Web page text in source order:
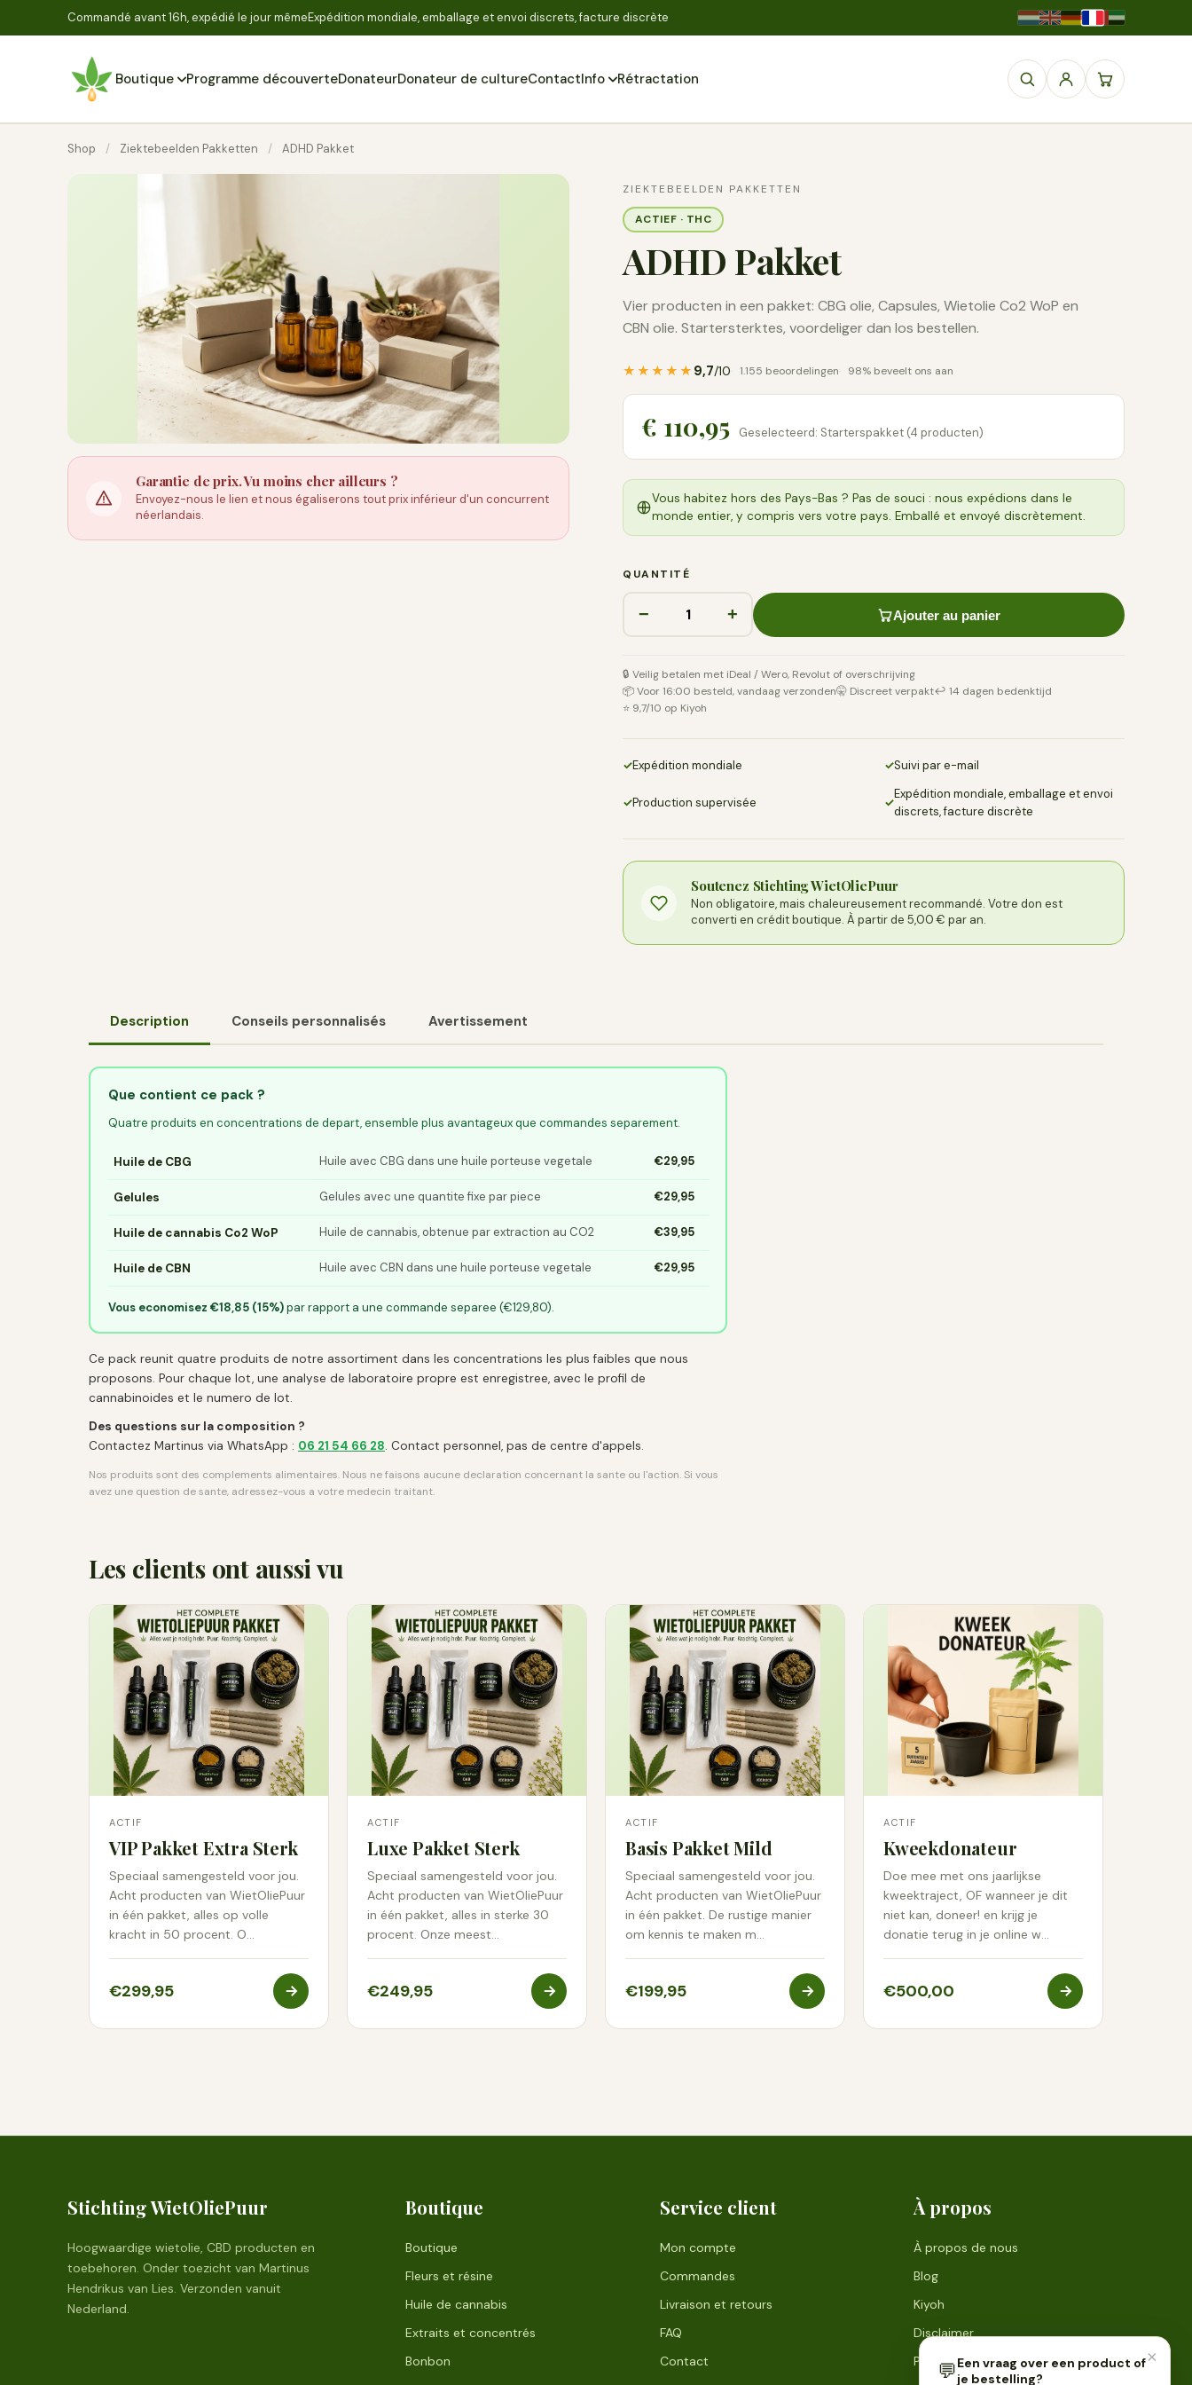
Commandé avant 16h, expédié le jour mêmeExpédition mondiale, emballage et envoi discrets, facture discrète
Boutique Programme découverteDonateurDonateur de cultureContactInfo Rétractation
Shop / Ziektebeelden Pakketten / ADHD Pakket
Garantie de prix. Vu moins cher ailleurs ?
Envoyez-nous le lien et nous égaliserons tout prix inférieur d'un concurrent
néerlandais.
ZIEKTEBEELDEN PAKKETTEN
ACTIEF · THC
ADHD Pakket
Vier producten in een pakket: CBG olie, Capsules, Wietolie Co2 WoP en
CBN olie. Startersterktes, voordeliger dan los bestellen.
★★★★★ 9,7/10 1.155 beoordelingen 98% beveelt ons aan
€ 110,95 Geselecteerd: Starterspakket (4 producten)
Vous habitez hors des Pays-Bas ? Pas de souci : nous expédions dans le
monde entier, y compris vers votre pays. Emballé et envoyé discrètement.
QUANTITÉ
− + Ajouter au panier
🔒 Veilig betalen met iDeal / Wero, Revolut of overschrijving
📦 Voor 16:00 besteld, vandaag verzonden🤫 Discreet verpakt↩️ 14 dagen bedenktijd
⭐ 9,7/10 op Kiyoh
✓Expédition mondiale ✓Suivi par e-mail
✓Production supervisée ✓
Expédition mondiale, emballage et envoi
discrets, facture discrète
Soutenez Stichting WietOliePuur
Non obligatoire, mais chaleureusement recommandé. Votre don est
converti en crédit boutique. À partir de 5,00 € par an.
Description Conseils personnalisés Avertissement
Que contient ce pack ?
Quatre produits en concentrations de depart, ensemble plus avantageux que commandes separement.
Huile de CBG Huile avec CBG dans une huile porteuse vegetale €29,95
Gelules Gelules avec une quantite fixe par piece €29,95
Huile de cannabis Co2 WoP Huile de cannabis, obtenue par extraction au CO2 €39,95
Huile de CBN Huile avec CBN dans une huile porteuse vegetale €29,95
Vous economisez €18,85 (15%)par rapport a une commande separee (€129,80).
Ce pack reunit quatre produits de notre assortiment dans les concentrations les plus faibles que nous
proposons. Pour chaque lot, une analyse de laboratoire propre est enregistree, avec le profil de
cannabinoides et le numero de lot.
Des questions sur la composition ?
Contactez Martinus via WhatsApp : 06 21 54 66 28. Contact personnel, pas de centre d'appels.
Nos produits sont des complements alimentaires. Nous ne faisons aucune declaration concernant la sante ou l'action. Si vous
avez une question de sante, adressez-vous a votre medecin traitant.
Les clients ont aussi vu
ACTIF
VIP Pakket Extra Sterk
Speciaal samengesteld voor jou.
Acht producten van WietOliePuur
in één pakket, alles op volle
kracht in 50 procent. O…
€299,95
ACTIF
Luxe Pakket Sterk
Speciaal samengesteld voor jou.
Acht producten van WietOliePuur
in één pakket, alles in sterke 30
procent. Onze meest…
€249,95
ACTIF
Basis Pakket Mild
Speciaal samengesteld voor jou.
Acht producten van WietOliePuur
in één pakket. De rustige manier
om kennis te maken m…
€199,95
ACTIF
Kweekdonateur
Doe mee met ons jaarlijkse
kweektraject, OF wanneer je dit
niet kan, doneer! en krijg je
donatie terug in je online w…
€500,00
Stichting WietOliePuur
Hoogwaardige wietolie, CBD producten en
toebehoren. Onder toezicht van Martinus
Hendrikus van Lies. Verzonden vanuit
Nederland.
Boutique
Boutique
Fleurs et résine
Huile de cannabis
Extraits et concentrés
Bonbon
Service client
Mon compte
Commandes
Livraison et retours
FAQ
Contact
À propos
À propos de nous
Blog
Kiyoh
Disclaimer
Politique de confidentialité
×
💬Een vraag over een product of
je bestelling?